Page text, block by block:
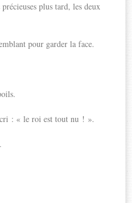
plus tard, les deux
pour garder la face.
: « le roi est tout nu ! ».